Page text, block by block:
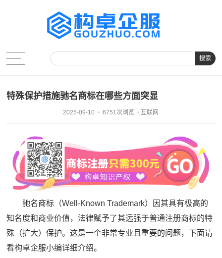
搜索
特殊保护措施驰名商标在哪些方面突显
2025-09-10 6751次浏览 互联网
驰名商标（Well-Known Trademark）因其具有极高的
知名度和商业价值，法律赋予了其远强于普通注册商标的特
殊（扩大）保护。这是一个非常专业且重要的问题，下面请
看构卓企服小编详细介绍。